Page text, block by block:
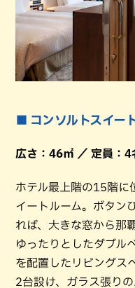
■ コンソルトスイー
広さ：46㎡ ／ 定員：4
ホテル最上階の15階に
イートルーム。ボタン
れば、大きな窓から那
ゆったりとしたダブル
を配置したリビングス
2台設け、ガラス張り